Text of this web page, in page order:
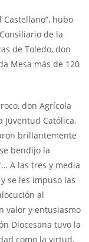
Castellano”, hubo
de la
de Toledo, don
Mesa más de 120
don Agrícola
Juventud Católica,
brillantemente
bendijo la
A las tres y media
se les impuso las
al
valor y entusiasmo
Diocesana tuvo la
como la virtud,